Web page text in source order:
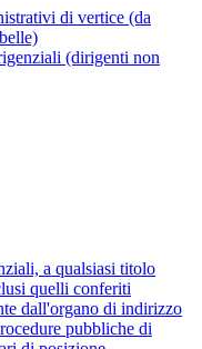
di vertice (da
(dirigenti non
a qualsiasi titolo
quelli conferiti
dall'organo di indirizzo
pubbliche di